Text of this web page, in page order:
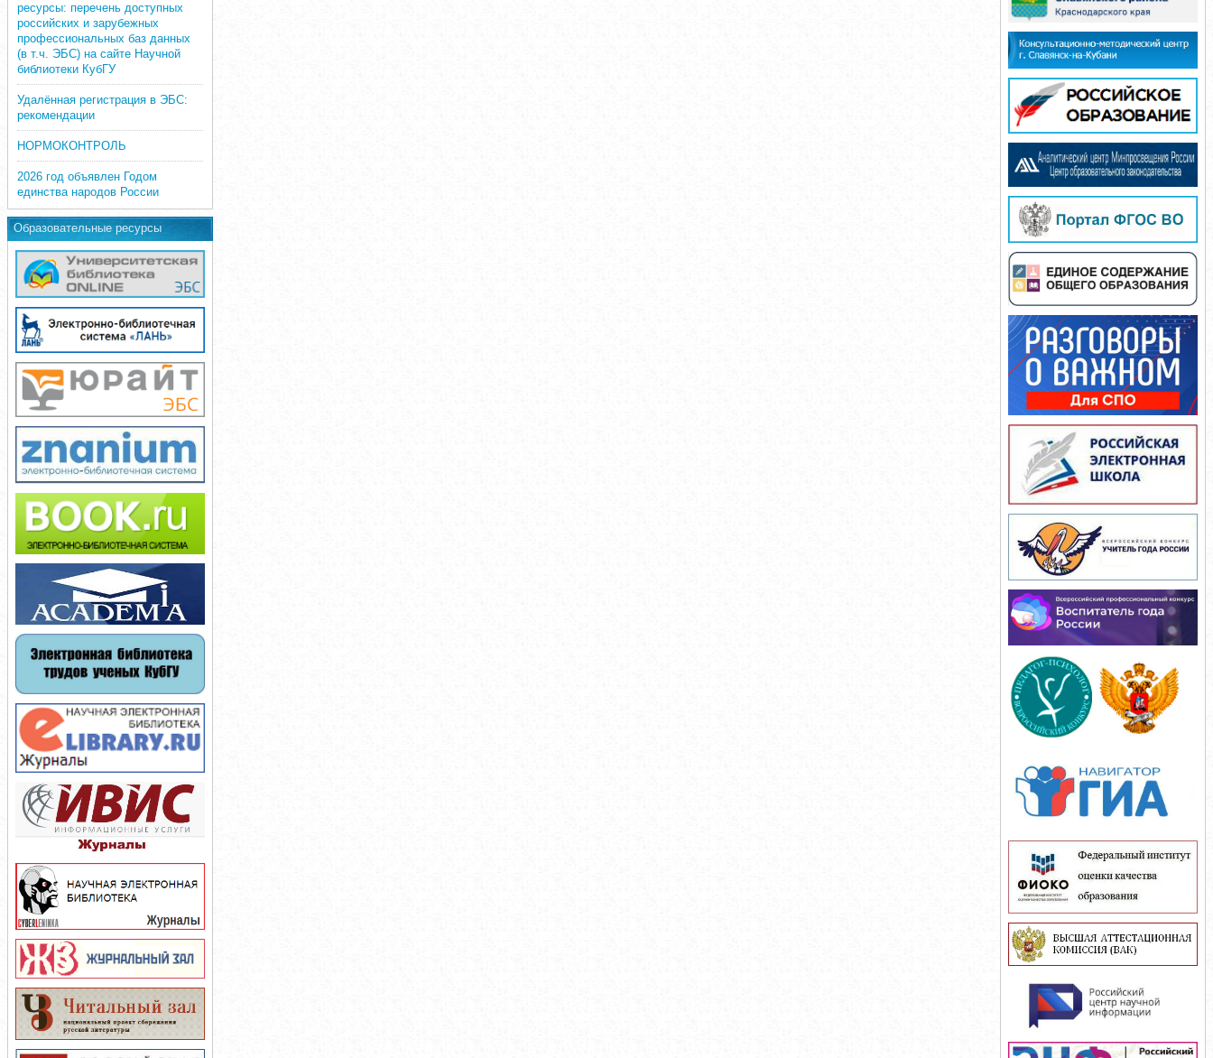
ресурсы: перечень доступных
российских и зарубежных
профессиональных баз данных
(в т.ч. ЭБС) на сайте Научной
библиотеки КубГУ
Удалённая регистрация в ЭБС:
рекомендации
НОРМОКОНТРОЛЬ
2026 год объявлен Годом
единства народов России
Образовательные ресурсы